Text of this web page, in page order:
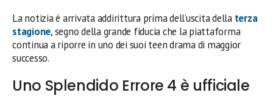
La notizia è arrivata addirittura prima dell’uscita della terza
stagione, segno della grande fiducia che la piattaforma
continua a riporre in uno dei suoi teen drama di maggior
successo.
Uno Splendido Errore 4 è ufficiale